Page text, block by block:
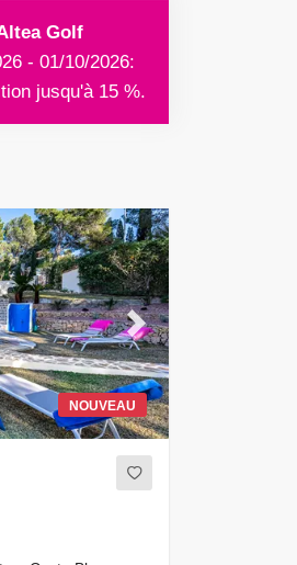
Golf
- 01/10/2026:
jusqu'à 15 %.
NOUVEAU
Next